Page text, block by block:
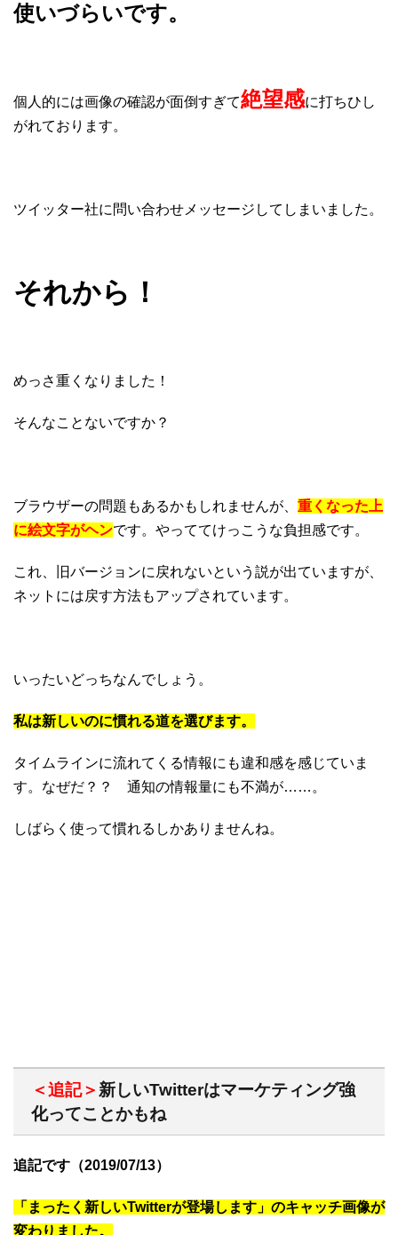
使いづらいです。
個人的には画像の確認が面倒すぎて絶望感に打ちひし
がれております。
ツイッター社に問い合わせメッセージしてしまいました。
それから！
めっさ重くなりました！
そんなことないですか？
ブラウザーの問題もあるかもしれませんが、 重くなった上
に絵文字がヘンです。やっててけっこうな負担感です。
これ、旧バージョンに戻れないという説が出ていますが、
ネットには戻す方法もアップされています。
いったいどっちなんでしょう。
私は新しいのに慣れる道を選びます。
タイムラインに流れてくる情報にも違和感を感じていま
す。なぜだ？？ 通知の情報量にも不満が……。
しばらく使って慣れるしかありませんね。
＜追記＞新しいTwitterはマーケティング強
化ってことかもね
追記です（2019/07/13）
「まったく新しいTwitterが登場します」のキャッチ画像が
変わりました。